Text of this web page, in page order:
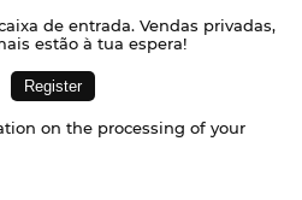
de entrada. Vendas privadas,
estão à tua espera!
on the processing of your